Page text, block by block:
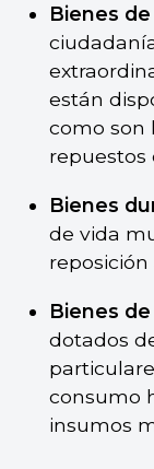
Bienes
están
como son
repuestos
Bienes
de vida
Bienes
dotados
consumo
insumos